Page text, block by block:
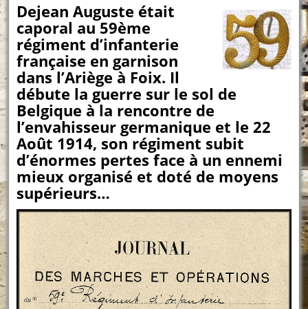
Dejean Auguste était
caporal au 59ème
régiment d’infanterie
française en garnison
dans l’Ariège à Foix. Il
débute la guerre sur le sol de
Belgique à la rencontre de
l’envahisseur germanique et le 22
Août 1914, son régiment subit
d’énormes pertes face à un ennemi
mieux organisé et doté de moyens
supérieurs…